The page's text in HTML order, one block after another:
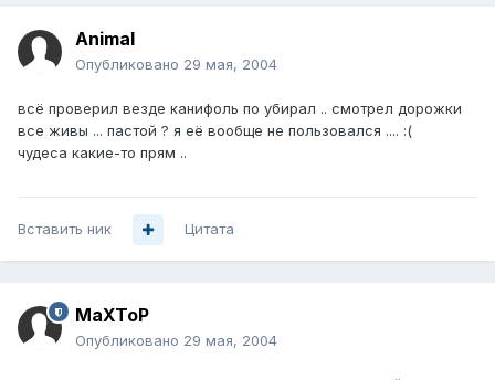
Animal
Опубликовано 29 мая, 2004
всё проверил везде канифоль по убирал .. смотрел дорожки
все живы ... пастой ? я её вообще не пользовался .... :(
чудеса какие-то прям ..
Вставить ник Цитата
MaXToP
Опубликовано 29 мая, 2004